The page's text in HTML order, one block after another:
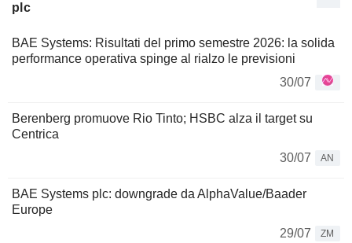
plc
BAE Systems: Risultati del primo semestre 2026: la solida
performance operativa spinge al rialzo le previsioni
30/07
Berenberg promuove Rio Tinto; HSBC alza il target su
Centrica
30/07
AN
BAE Systems plc: downgrade da AlphaValue/Baader
Europe
29/07
ZM